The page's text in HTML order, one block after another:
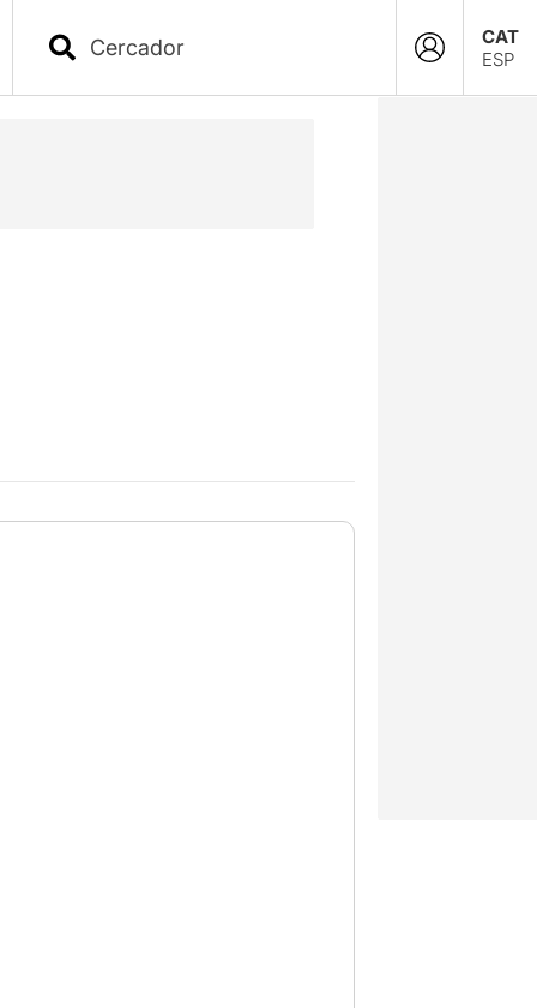
CAT
ESP